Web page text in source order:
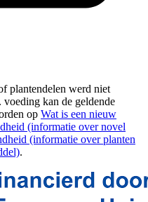
plantendelen werd niet
voeding kan de geldende
op Wat is een nieuw
(informatie over novel
(informatie over planten
.